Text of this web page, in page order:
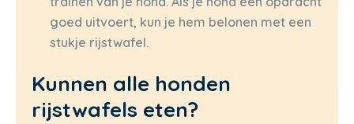
goed uitvoert, kun je hem belonen met een
stukje rijstwafel.
Kunnen alle honden
rijstwafels eten?